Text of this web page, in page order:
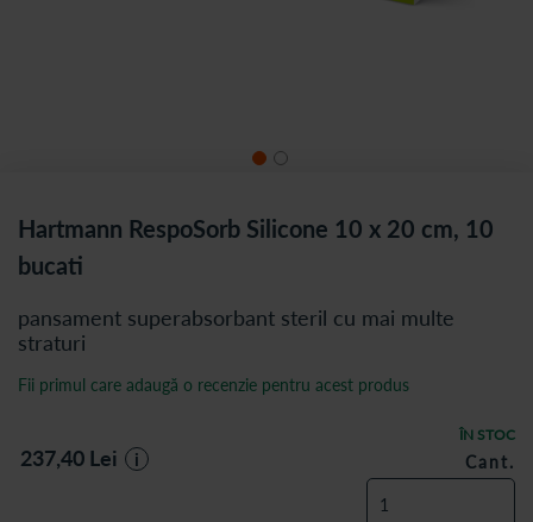
Hartmann RespoSorb Silicone 10 x 20 cm, 10
bucati
pansament superabsorbant steril cu mai multe
straturi
ÎN STOC
Fii primul care adaugă o recenzie pentru acest produs
237,40 Lei i Cant.